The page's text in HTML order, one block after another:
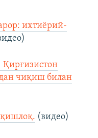
ихтиёрий-
Қирғизистон
чиқиш билан
қишлоқ. (видео)